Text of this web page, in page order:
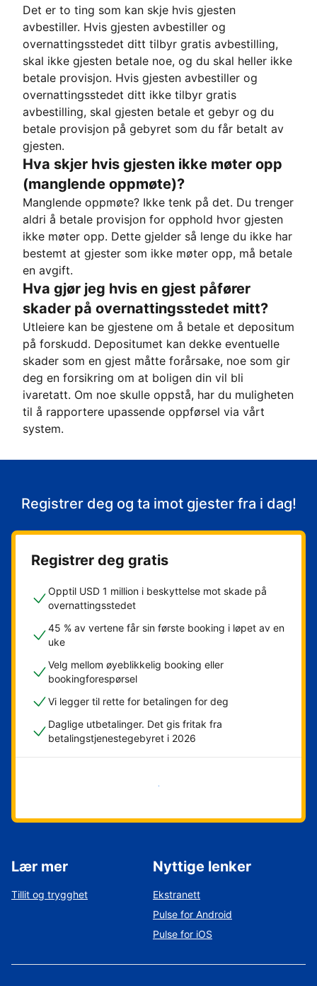
Det er to ting som kan skje hvis gjesten
avbestiller. Hvis gjesten avbestiller og
overnattingsstedet ditt tilbyr gratis avbestilling,
skal ikke gjesten betale noe, og du skal heller ikke
betale provisjon. Hvis gjesten avbestiller og
overnattingsstedet ditt ikke tilbyr gratis
avbestilling, skal gjesten betale et gebyr og du
betale provisjon på gebyret som du får betalt av
gjesten.
Hva skjer hvis gjesten ikke møter opp
(manglende oppmøte)?
Manglende oppmøte? Ikke tenk på det. Du trenger
aldri å betale provisjon for opphold hvor gjesten
ikke møter opp. Dette gjelder så lenge du ikke har
bestemt at gjester som ikke møter opp, må betale
en avgift.
Hva gjør jeg hvis en gjest påfører
skader på overnattingsstedet mitt?
Utleiere kan be gjestene om å betale et depositum
på forskudd. Depositumet kan dekke eventuelle
skader som en gjest måtte forårsake, noe som gir
deg en forsikring om at boligen din vil bli
ivaretatt. Om noe skulle oppstå, har du muligheten
til å rapportere upassende oppførsel via vårt
system.
Registrer deg og ta imot gjester fra i dag!
Registrer deg gratis
Opptil USD 1 million i beskyttelse mot skade på
overnattingsstedet
45 % av vertene får sin første booking i løpet av en
uke
Velg mellom øyeblikkelig booking eller
bookingforespørsel
Vi legger til rette for betalingen for deg
Daglige utbetalinger. Det gis fritak fra
betalingstjenestegebyret i 2026
Kom i gang nå
Lær mer
Tillit og trygghet
Nyttige lenker
Ekstranett
Pulse for Android
Pulse for iOS